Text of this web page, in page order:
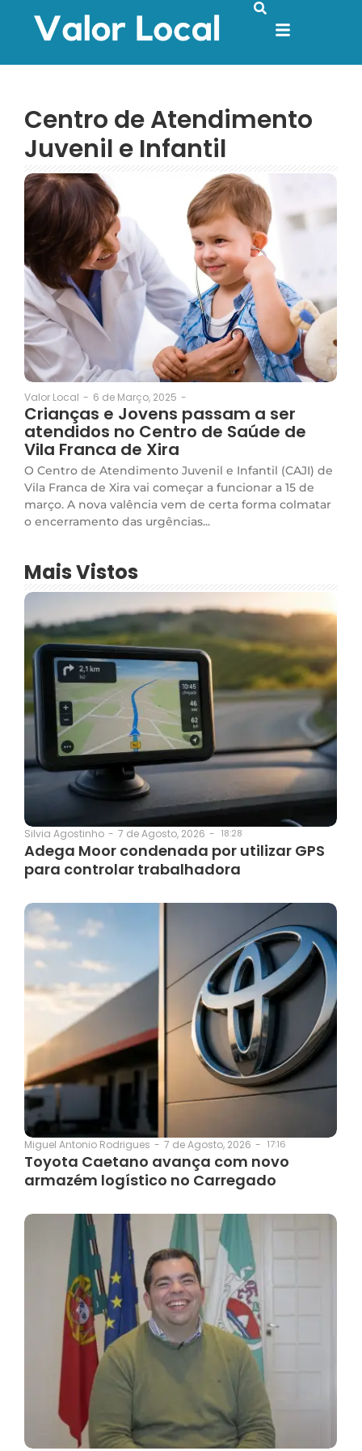
Centro de Atendimento
Juvenil e Infantil
Valor Local - 6 de Março, 2025 -
Crianças e Jovens passam a ser
atendidos no Centro de Saúde de
Vila Franca de Xira
O Centro de Atendimento Juvenil e Infantil (CAJI) de
Vila Franca de Xira vai começar a funcionar a 15 de
março. A nova valência vem de certa forma colmatar
o encerramento das urgências...
Mais Vistos
Silvia Agostinho - 7 de Agosto, 2026 - 18:28
Adega Moor condenada por utilizar GPS
para controlar trabalhadora
Miguel Antonio Rodrigues - 7 de Agosto, 2026 - 17:16
Toyota Caetano avança com novo
armazém logístico no Carregado